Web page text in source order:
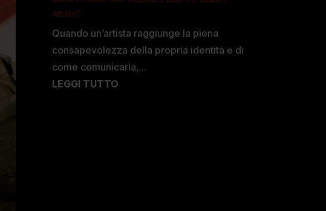
MUSIC
Quando un’artista raggiunge la piena
consapevolezza della propria identità e di
come comunicarla,...
LEGGI TUTTO